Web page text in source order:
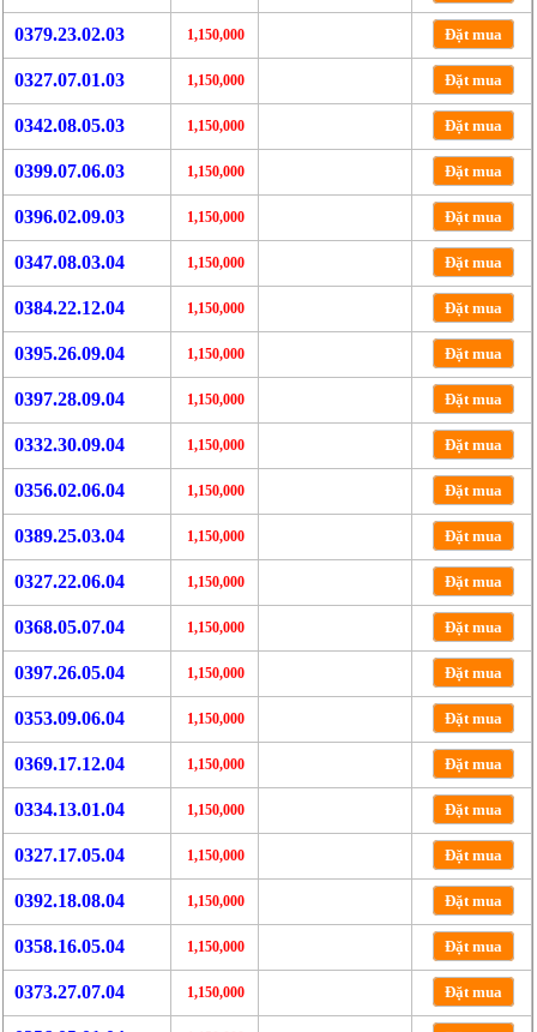
0379.23.02.03 1,150,000 Đặt mua
0327.07.01.03 1,150,000 Đặt mua
0342.08.05.03 1,150,000 Đặt mua
0399.07.06.03 1,150,000 Đặt mua
0396.02.09.03 1,150,000 Đặt mua
0347.08.03.04 1,150,000 Đặt mua
0384.22.12.04 1,150,000 Đặt mua
0395.26.09.04 1,150,000 Đặt mua
0397.28.09.04 1,150,000 Đặt mua
0332.30.09.04 1,150,000 Đặt mua
0356.02.06.04 1,150,000 Đặt mua
0389.25.03.04 1,150,000 Đặt mua
0327.22.06.04 1,150,000 Đặt mua
0368.05.07.04 1,150,000 Đặt mua
0397.26.05.04 1,150,000 Đặt mua
0353.09.06.04 1,150,000 Đặt mua
0369.17.12.04 1,150,000 Đặt mua
0334.13.01.04 1,150,000 Đặt mua
0327.17.05.04 1,150,000 Đặt mua
0392.18.08.04 1,150,000 Đặt mua
0358.16.05.04 1,150,000 Đặt mua
0373.27.07.04 1,150,000 Đặt mua